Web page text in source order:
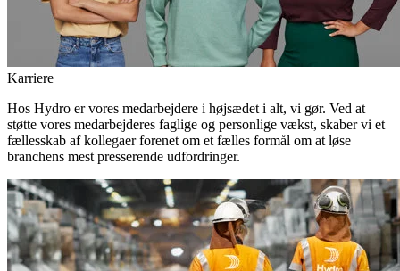
Karriere
Hos Hydro er vores medarbejdere i højsædet i alt, vi gør. Ved at
støtte vores medarbejderes faglige og personlige vækst, skaber vi et
fællesskab af kollegaer forenet om et fælles formål om at løse
branchens mest presserende udfordringer.